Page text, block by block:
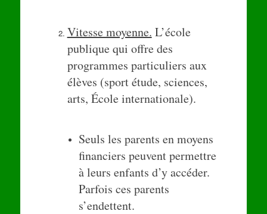
Vitesse moyenne. L’école
publique qui offre des
programmes particuliers aux
élèves (sport étude, sciences,
arts, École internationale).
Seuls les parents en moyens
financiers peuvent permettre
à leurs enfants d’y accéder.
Parfois ces parents
s’endettent.